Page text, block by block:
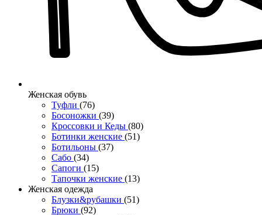
Женcкая обувь
Туфли (76)
Босоножки (39)
Кроссовки и Кеды (80)
Ботинки женские (51)
Ботильоны (37)
Сабо (34)
Сапоги (15)
Тапочки женские (13)
Женская одежда
Блузки&рубашки (51)
Брюки (92)